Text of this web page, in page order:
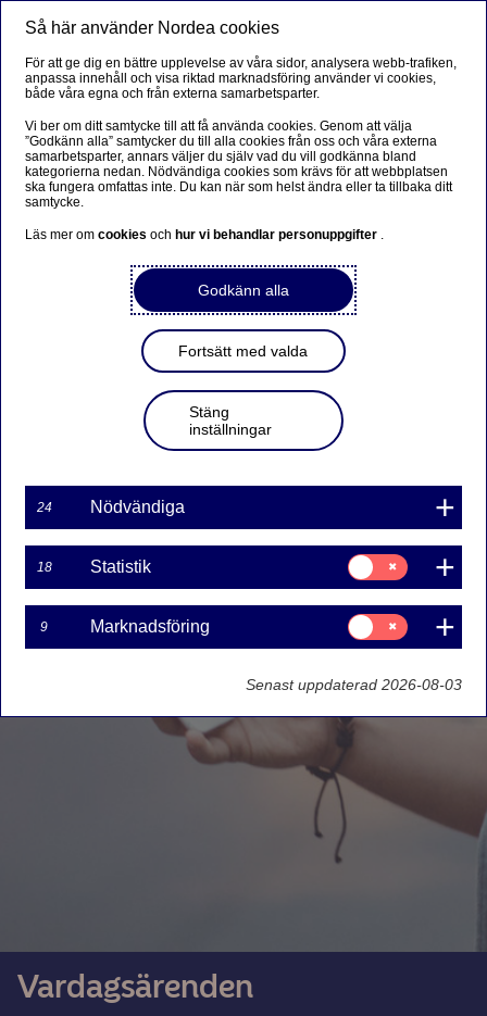
Vardagsärenden
Så här använder Nordea cookies
För att ge dig en bättre upplevelse av våra sidor, analysera webb-trafiken,
anpassa innehåll och visa riktad marknadsföring använder vi cookies,
både våra egna och från externa samarbetsparter.
Vi ber om ditt samtycke till att få använda cookies. Genom att välja
”Godkänn alla” samtycker du till alla cookies från oss och våra externa
samarbetsparter, annars väljer du själv vad du vill godkänna bland
kategorierna nedan. Nödvändiga cookies som krävs för att webbplatsen
ska fungera omfattas inte. Du kan när som helst ändra eller ta tillbaka ditt
samtycke.
Läs mer omcookiesoch hur vi behandlar personuppgifter .
Godkänn alla
Fortsätt med valda
Stäng
inställningar
24 Nödvändiga
18 Statistik
Samtycke
för:
Statistik
9 Marknadsföring
Samtycke
för:
Marknadsföring
Senast uppdaterad 2026-08-03